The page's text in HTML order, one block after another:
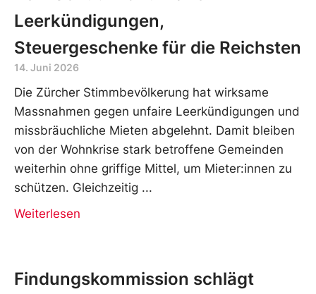
Leerkündigungen,
Steuergeschenke für die Reichsten
14. Juni 2026
Die Zürcher Stimmbevölkerung hat wirksame
Massnahmen gegen unfaire Leerkündigungen und
missbräuchliche Mieten abgelehnt. Damit bleiben
von der Wohnkrise stark betroffene Gemeinden
weiterhin ohne griffige Mittel, um Mieter:innen zu
schützen. Gleichzeitig
Weiterlesen
Findungskommission schlägt